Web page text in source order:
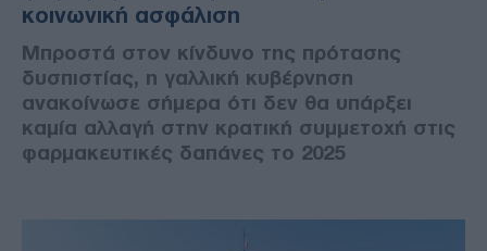
κοινωνική ασφάλιση
Μπροστά στον κίνδυνο της πρότασης
δυσπιστίας, η γαλλική κυβέρνηση
ανακοίνωσε σήμερα ότι δεν θα υπάρξει
καμία αλλαγή στην κρατική συμμετοχή στις
φαρμακευτικές δαπάνες το 2025